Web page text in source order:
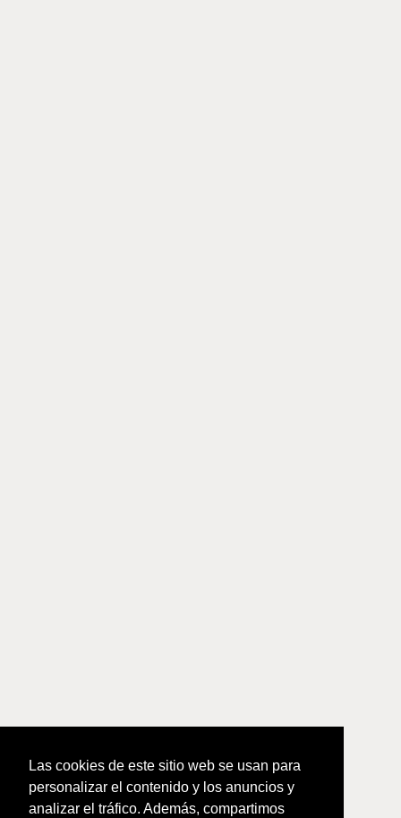
Las cookies de este sitio web se usan para
personalizar el contenido y los anuncios y
analizar el tráfico. Además, compartimos